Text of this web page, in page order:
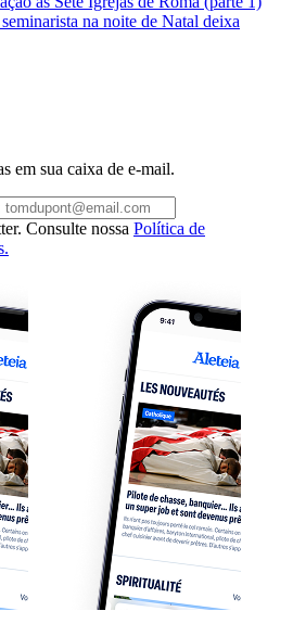
na noite de Natal deixa
em sua caixa de e-mail.
Consulte nossa Política de